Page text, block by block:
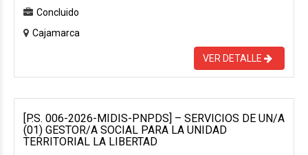
Concluido
Cajamarca
VER DETALLE
[P.S. 006-2026-MIDIS-PNPDS] – SERVICIOS DE UN/A
(01) GESTOR/A SOCIAL PARA LA UNIDAD
TERRITORIAL LA LIBERTAD